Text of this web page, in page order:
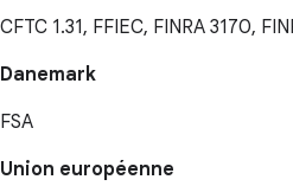
CFTC 1.31, FFIEC, FINRA 3170,
Danemark
FSA
Union européenne